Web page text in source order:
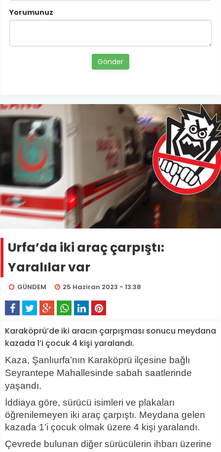
Yorumunuz
Gönder
Urfa’da iki araç çarpıştı:
Yaralılar var
GÜNDEM 25 Haziran 2023 - 13:38
Karaköprü’de iki aracın çarpışması sonucu meydana
kazada 1’i çocuk 4 kişi yaralandı.
Kaza, Şanlıurfa’nın Karaköprü ilçesine bağlı
Seyrantepe Mahallesinde sabah saatlerinde
yaşandı.
İddiaya göre, sürücü isimleri ve plakaları
öğrenilemeyen iki araç çarpıştı. Meydana gelen
kazada 1’i çocuk olmak üzere 4 kişi yaralandı.
Çevrede bulunan diğer sürücülerin ihbarı üzerine